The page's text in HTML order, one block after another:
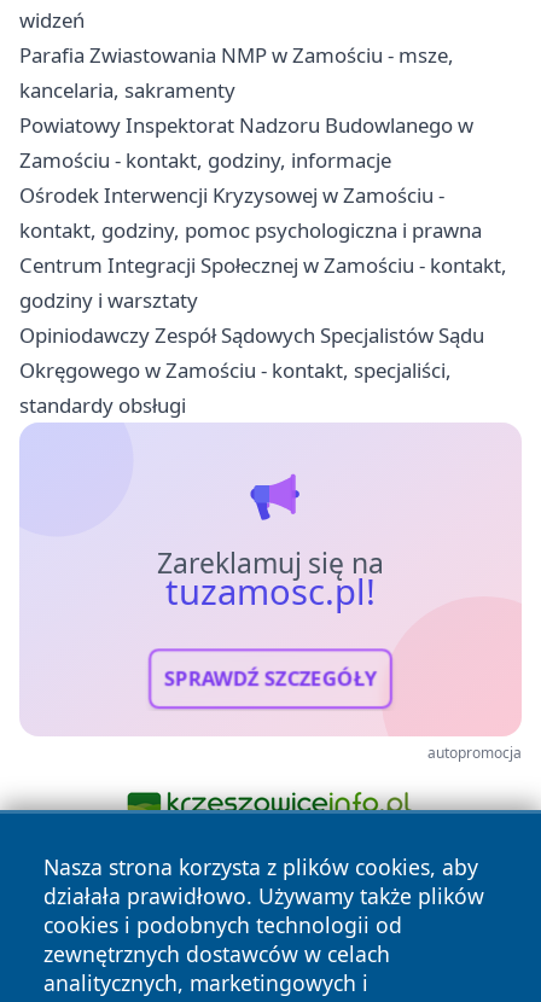
widzeń
Parafia Zwiastowania NMP w Zamościu - msze,
kancelaria, sakramenty
Powiatowy Inspektorat Nadzoru Budowlanego w
Zamościu - kontakt, godziny, informacje
Ośrodek Interwencji Kryzysowej w Zamościu -
kontakt, godziny, pomoc psychologiczna i prawna
Centrum Integracji Społecznej w Zamościu - kontakt,
godziny i warsztaty
Opiniodawczy Zespół Sądowych Specjalistów Sądu
Okręgowego w Zamościu - kontakt, specjaliści,
standardy obsługi
Zareklamuj się na
tuzamosc.pl!
SPRAWDŹ SZCZEGÓŁY
autopromocja
Nasza strona korzysta z plików cookies, aby
działała prawidłowo. Używamy także plików
cookies i podobnych technologii od
zewnętrznych dostawców w celach
analitycznych, marketingowych i